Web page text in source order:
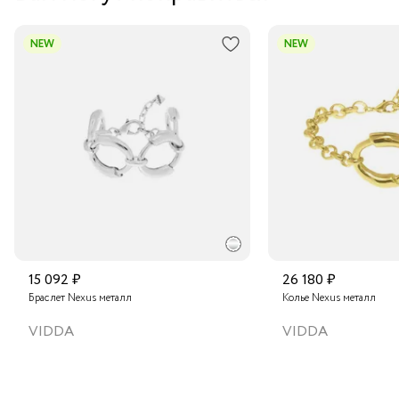
NEW
15 092 ₽
Браслет Nexus металл
VIDDA
NEW
26 180 ₽
Колье Nexus металл
VIDDA